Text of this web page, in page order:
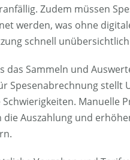
Zudem müssen
werden, was ohne
schnell
das Sammeln und
Spesenabrechnung stellt
Manuelle
die Auszahlung und